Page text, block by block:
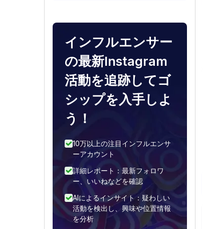
インフルエンサー
の最新Instagram
活動を追跡してゴ
シップを入手しよ
う！
10万以上の注目インフルエンサ
ーアカウント
詳細レポート：最新フォロワ
ー、いいねなどを確認
AIによるインサイト：疑わしい
活動を検出し、興味や位置情報
を分析